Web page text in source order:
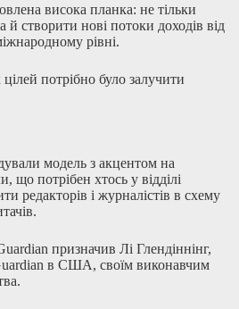
висока планка: не тільки
й створити нові потоки доходів від
рівні.
потрібно було залучити
модель з акцентом на
що потрібен хтось у відділі
редакторів і журналістів в схему
призначив Лі Глендіннінг,
в США, своїм виконавчим